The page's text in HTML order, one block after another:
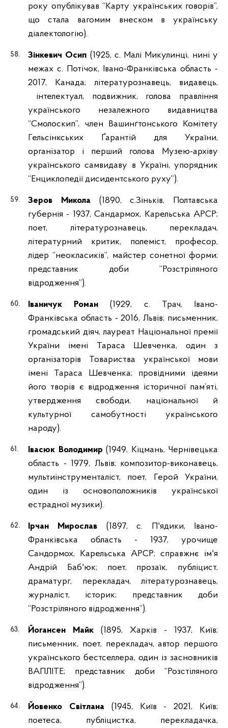
року опублікував “Карту українських говорів”,
що стала вагомим внеском в українську
діалектологію).
Зінкевич Осип (1925, с. Малі Микулинці, нині у
межах с. Потічок, Івано-Франківська область -
2017, Канада; літературознавець, видавець,
інтелектуал, подвижник, голова правління
українського незалежного видавництва
“Смолоскип”, член Вашинґтонського Комітету
Гельсінкських Ґарантій для України,
організатор і перший голова Музею-архіву
українського самвидаву в Україні, упорядник
“Енциклопедії дисидентського руху”).
Зеров Микола (1890, с.Зіньків, Полтавська
губернія - 1937, Сандармох, Карельська АРСР;
поет, літературознавець, перекладач,
літературний критик, полеміст, професор,
лідер “неокласиків”, майстер сонетної форми;
представник доби “Розстріляного
відродження”).
Іваничук Роман (1929, с. Трач, Івано-
Франківська область - 2016, Львів; письменник,
громадський діяч, лауреат Національної премії
України імені Тараса Шевченка, один з
організаторів Товариства української мови
імені Тараса Шевченка; провідними ідеями
його творів є відродження історичної пам’яті,
утвердження свободи, національної й
культурної самобутності українського
народу).
Івасюк Володимир (1949, Кіцмань, Чернівецька
область - 1979, Львів; композитор-виконавець,
мультиінструменталіст, поет, Герой України,
один із основоположників української
естрадної музики).
Ірчан Мирослав (1897, с. П'ядики, Івано-
Франківська область - 1937, урочище
Сандормох, Карельська АРСР; справжнє ім'я
Андрій Баб'юк; поет, прозаїк, публіцист,
драматург, перекладач, літературознавець,
журналіст, історик; представник доби
“Розстріляного відродження”).
Йогансен Майк (1895, Харків - 1937, Київ;
письменник, поет, перекладач, автор першого
українського бестселлера, один із засновників
ВАПЛІТЕ; представник доби “Розстіляного
відродження”).
Йовенко Світлана (1945, Київ - 2021, Київ;
поетеса, публіцистка, перекладачка,